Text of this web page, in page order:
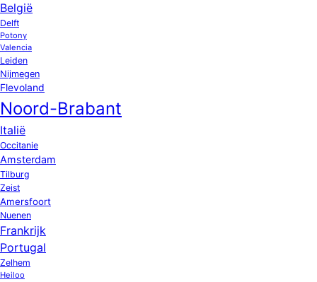
België
Delft
Potony
Valencia
Leiden
Nijmegen
Flevoland
Noord-Brabant
Italië
Occitanie
Amsterdam
Tilburg
Zeist
Amersfoort
Nuenen
Frankrijk
Portugal
Zelhem
Heiloo